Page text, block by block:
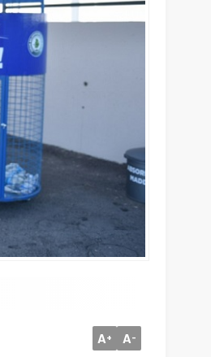
A+ A-